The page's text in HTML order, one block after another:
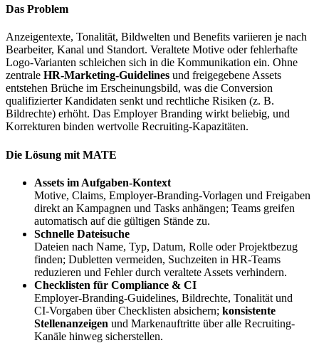
Das Problem
Anzeigentexte, Tonalität, Bildwelten und Benefits variieren je nach
Bearbeiter, Kanal und Standort. Veraltete Motive oder fehlerhafte
Logo‑Varianten schleichen sich in die Kommunikation ein. Ohne
zentrale HR-Marketing-Guidelines und freigegebene Assets
entstehen Brüche im Erscheinungsbild, was die Conversion
qualifizierter Kandidaten senkt und rechtliche Risiken (z. B.
Bildrechte) erhöht. Das Employer Branding wirkt beliebig, und
Korrekturen binden wertvolle Recruiting-Kapazitäten.
Die Lösung mit MATE
Assets im Aufgaben‑Kontext
Motive, Claims, Employer-Branding-Vorlagen und Freigaben
direkt an Kampagnen und Tasks anhängen; Teams greifen
automatisch auf die gültigen Stände zu.
Schnelle Dateisuche
Dateien nach Name, Typ, Datum, Rolle oder Projektbezug
finden; Dubletten vermeiden, Suchzeiten in HR‑Teams
reduzieren und Fehler durch veraltete Assets verhindern.
Checklisten für Compliance & CI
Employer‑Branding‑Guidelines, Bildrechte, Tonalität und
CI‑Vorgaben über Checklisten absichern; konsistente
Stellenanzeigen und Marken­auftritte über alle Recruiting-
Kanäle hinweg sicherstellen.